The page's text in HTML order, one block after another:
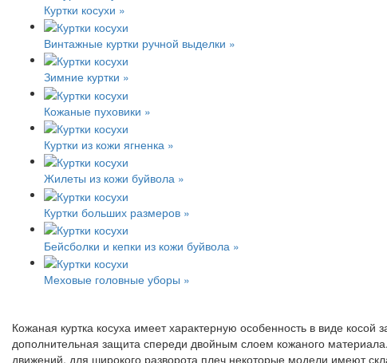
Куртки косухи »
Винтажные куртки ручной выделки »
Зимние куртки »
Кожаные пуховики »
Куртки из кожи ягненка »
Жилеты из кожи буйвола »
Куртки больших размеров »
Бейсболки и кепки из кожи буйвола »
Меховые головные уборы »
Кожаная куртка косуха имеет характерную особенность в виде
дополнительная защита спереди двойным слоем кожаного
движений, для широкого разворота плеч некоторые модели имеют